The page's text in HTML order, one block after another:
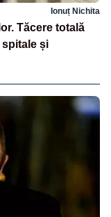
Ionuț Nichita
Tăcere totală
și